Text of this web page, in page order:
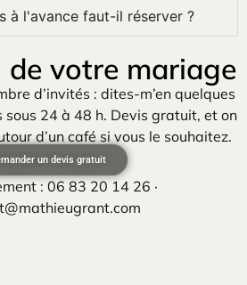
à l'avance faut-il réserver ?
de votre mariage
d’invités : dites-m’en quelques
sous 24 à 48 h. Devis gratuit, et on
d’un café si vous le souhaitez.
un devis gratuit
: 06 83 20 14 26 ·